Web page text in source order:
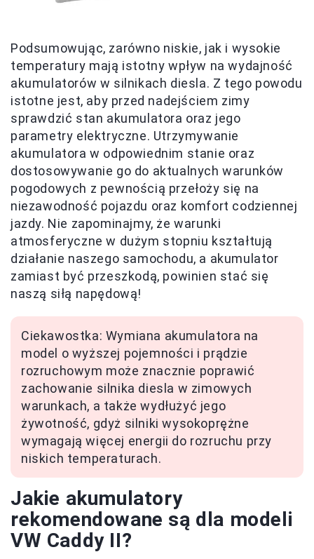
Podsumowując, zarówno niskie, jak i wysokie
temperatury mają istotny wpływ na wydajność
akumulatorów w silnikach diesla. Z tego powodu
istotne jest, aby przed nadejściem zimy
sprawdzić stan akumulatora oraz jego
parametry elektryczne. Utrzymywanie
akumulatora w odpowiednim stanie oraz
dostosowywanie go do aktualnych warunków
pogodowych z pewnością przełoży się na
niezawodność pojazdu oraz komfort codziennej
jazdy. Nie zapominajmy, że warunki
atmosferyczne w dużym stopniu kształtują
działanie naszego samochodu, a akumulator
zamiast być przeszkodą, powinien stać się
naszą siłą napędową!
Ciekawostka: Wymiana akumulatora na
model o wyższej pojemności i prądzie
rozruchowym może znacznie poprawić
zachowanie silnika diesla w zimowych
warunkach, a także wydłużyć jego
żywotność, gdyż silniki wysokoprężne
wymagają więcej energii do rozruchu przy
niskich temperaturach.
Jakie akumulatory
rekomendowane są dla modeli
VW Caddy II?